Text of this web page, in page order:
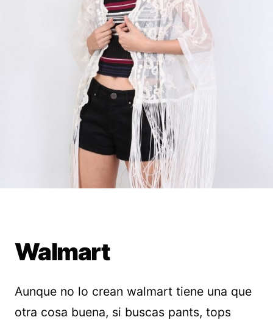
Walmart
Aunque no lo crean walmart tiene una que
otra cosa buena, si buscas pants, tops